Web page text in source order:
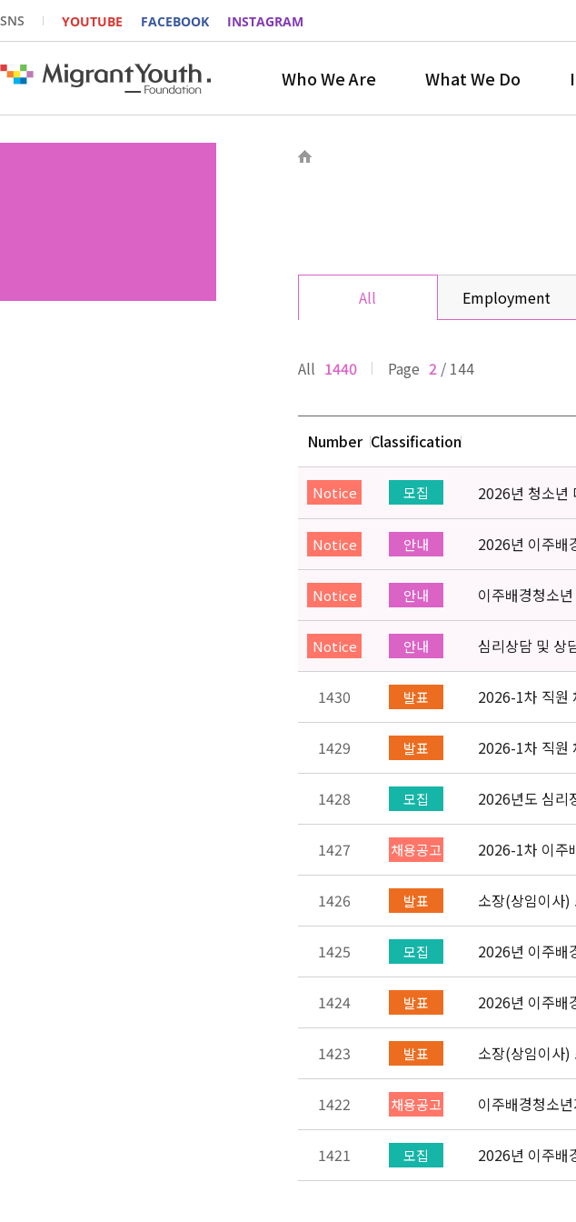
SNS YOUTUBE FACEBOOK INSTAGRAM
Who We Are What We Do
All Employment
All 1440 Page 2 / 144
Number Classification
Notice 모집 2026년 청소년
Notice 안내 2026년 이주배
Notice 안내 이주배경청소
Notice 안내 심리상담 및 상
1430 발표 2026-1차 직원
1429 발표 2026-1차 직원
1428 모집
2026년도 심리
몽골어)" 선발
1427 채용공고
2026-1차 이주
(~3/22)
1426 발표 소장(상임이사)
1425 모집 2026년 이주배
1424 발표 2026년 이주배
1423 발표 소장(상임이사)
1422 채용공고 이주배경청소
1421 모집